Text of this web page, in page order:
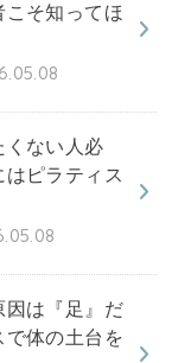
そ知ってほ
くない人必
ピラティス
因は『足』だ
で体の土台を